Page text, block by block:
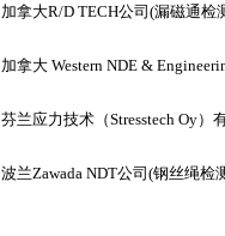
加拿大R/D TECH公司 (漏磁通检
加拿大 Western NDE &
芬兰应力技术（Stresstech Oy）
波兰Zawada NDT公司 (钢丝绳检